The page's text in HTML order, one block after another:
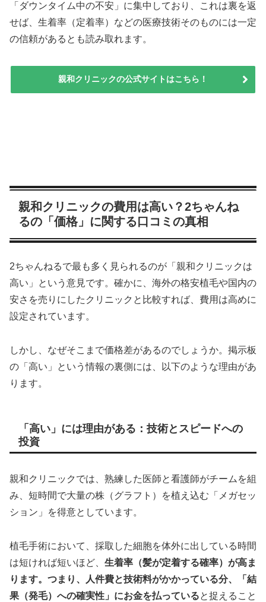
「ダウンタイム中の不安」に集中しており、これは裏を返
せば、生着率（定着率）などの医療技術そのものには一定
の信頼があるとも読み取れます。
親和クリニックの公式サイトはこちら！
親和クリニックの費用は高い？2ちゃんね
るの「価格」に関する口コミの真相
2ちゃんねるで最も多く見られるのが「親和クリニックは
高い」という意見です。確かに、海外の格安植毛や国内の
安さを売りにしたクリニックと比較すれば、費用は高めに
設定されています。
しかし、なぜそこまで価格差があるのでしょうか。掲示板
の「高い」という情報の裏側には、以下のような理由があ
ります。
「高い」には理由がある：技術とスピードへの
投資
親和クリニックでは、熟練した医師と看護師がチームを組
み、短時間で大量の株（グラフト）を植え込む「メガセッ
ション」を得意としています。
植毛手術において、採取した細胞を体外に出している時間
は短ければ短いほど、 生着率（髪が定着する確率）が高ま
ります。つまり、人件費と技術料がかかっている分、「結
果（発毛）への確実性」にお金を払っていると捉えること